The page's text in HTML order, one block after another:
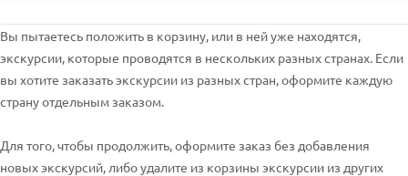
Вы пытаетесь положить в корзину, или в ней уже находятся,
экскурсии, которые проводятся в нескольких разных странах. Если
вы хотите заказать экскурсии из разных стран, оформите каждую
страну отдельным заказом.
Для того, чтобы продолжить, оформите заказ без добавления
новых экскурсий, либо удалите из корзины экскурсии из других